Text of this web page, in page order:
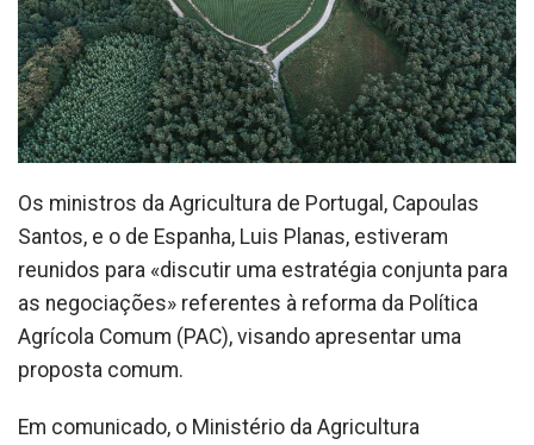
Os ministros da Agricultura de Portugal, Capoulas
Santos, e o de Espanha, Luis Planas, estiveram
reunidos para «discutir uma estratégia conjunta para
as negociações» referentes à reforma da Política
Agrícola Comum (PAC), visando apresentar uma
proposta comum.
Em comunicado, o Ministério da Agricultura